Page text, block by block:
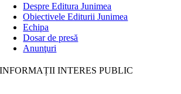
Despre Editura Junimea
Obiectivele Editurii Junimea
Echipa
Dosar de presă
Anunţuri
INFORMAȚII INTERES PUBLIC